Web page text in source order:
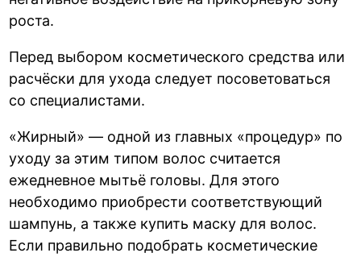
роста.
Перед выбором косметического средства или
расчёски для ухода следует посоветоваться
со специалистами.
«Жирный» — одной из главных «процедур» по
уходу за этим типом волос считается
ежедневное мытьё головы. Для этого
необходимо приобрести соответствующий
шампунь, а также купить маску для волос.
Если правильно подобрать косметические